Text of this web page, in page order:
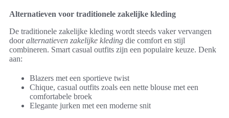
Alternatieven voor traditionele zakelijke kleding
De traditionele zakelijke kleding wordt steeds vaker vervangen
dooralternatieven zakelijke kleding die comfort en stijl
combineren. Smart casual outfits zijn een populaire keuze. Denk
aan:
Blazers met een sportieve twist
Chique, casual outfits zoals een nette blouse met een
comfortabele broek
Elegante jurken met een moderne snit